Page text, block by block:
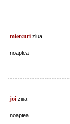
miercuri ziua
noaptea
joi ziua
noaptea